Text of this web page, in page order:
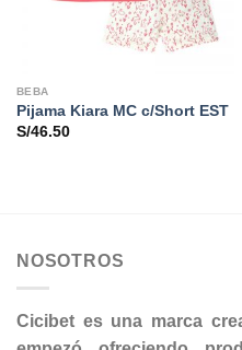
BEBA
Pijama Kiara MC c/Short EST
S/46.50
NOSOTROS
Cicibet es una marca